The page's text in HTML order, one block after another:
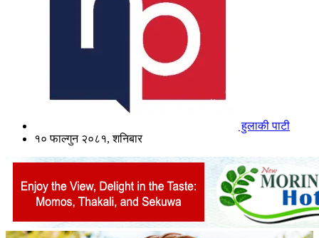
हुलाकी पाटी
१० फाल्गुन २०८१, शनिबार